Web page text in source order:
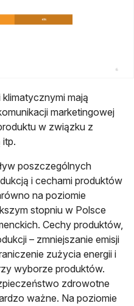
mają
marketingowej
w związku z
itp.
poszczególnych
i cechami produktów
na poziomie
stopniu w Polsce
Cechy produktów,
– zmniejszanie emisji
zużycia energii i
wyborze produktów.
zdrowotne
ważne. Na poziomie